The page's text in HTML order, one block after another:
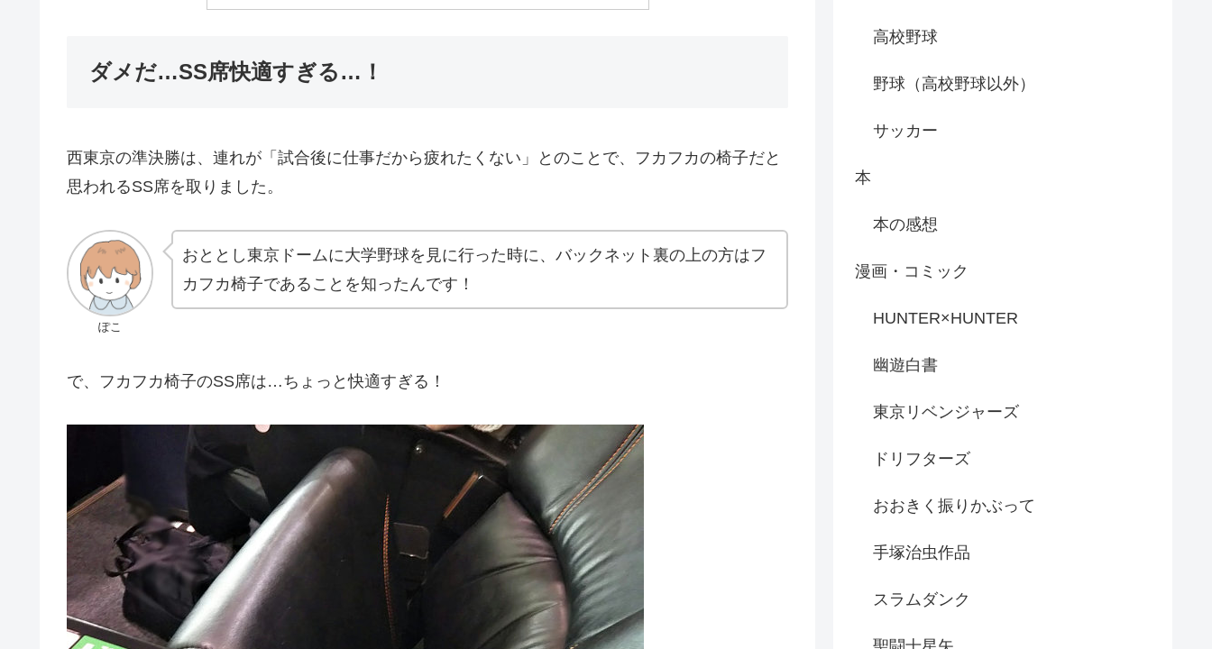
ダメだ…SS席快適すぎる…！
西東京の準決勝は、連れが「試合後に仕事だから疲れたくない」とのことで、フカフカの椅子だと
思われるSS席を取りました。
ぽこ
おととし東京ドームに大学野球を見に行った時に、バックネット裏の上の方はフ
カフカ椅子であることを知ったんです！
で、フカフカ椅子のSS席は…ちょっと快適すぎる！
高校野球
野球（高校野球以外）
サッカー
本
本の感想
漫画・コミック
HUNTER×HUNTER
幽遊白書
東京リベンジャーズ
ドリフターズ
おおきく振りかぶって
手塚治虫作品
スラムダンク